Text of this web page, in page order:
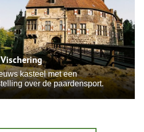
kasteel met een
over de paardensport.